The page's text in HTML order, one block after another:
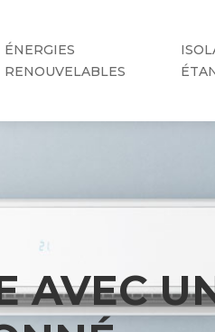
ÉNERGIES
RENOUVELABLES
AVEC